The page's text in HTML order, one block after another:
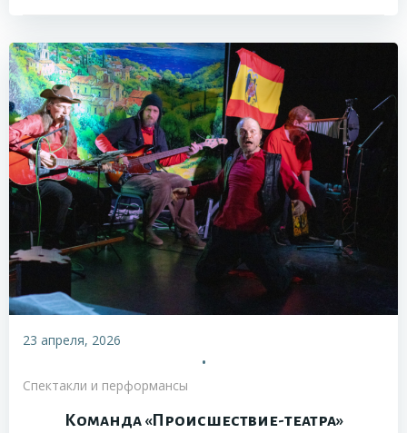
23 апреля, 2026
•
Спектакли и перформансы
Команда «Происшествие-театра»